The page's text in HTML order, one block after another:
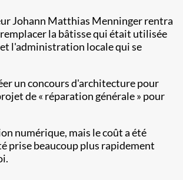
Johann Matthias Menninger rentra
la bâtisse qui était utilisée
l'administration locale qui se
un concours d'architecture pour
de « réparation générale » pour
numérique, mais le coût a été
prise beaucoup plus rapidement